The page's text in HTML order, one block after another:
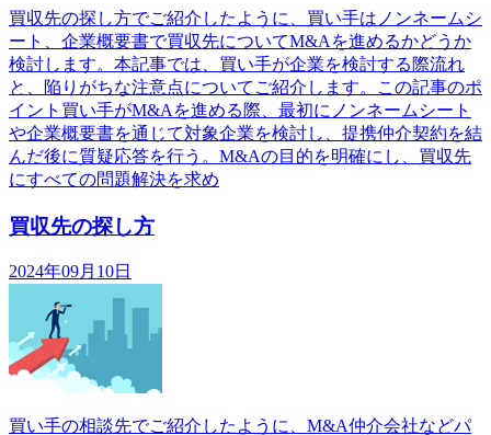
買収先の探し方でご紹介したように、買い手はノンネームシ
ート、企業概要書で買収先についてM&Aを進めるかどうか
検討します。本記事では、買い手が企業を検討する際流れ
と、陥りがちな注意点についてご紹介します。この記事のポ
イント買い手がM&Aを進める際、最初にノンネームシート
や企業概要書を通じて対象企業を検討し、提携仲介契約を結
んだ後に質疑応答を行う。M&Aの目的を明確にし、買収先
にすべての問題解決を求め
買収先の探し方
2024年09月10日
買い手の相談先でご紹介したように、M&A仲介会社などパ